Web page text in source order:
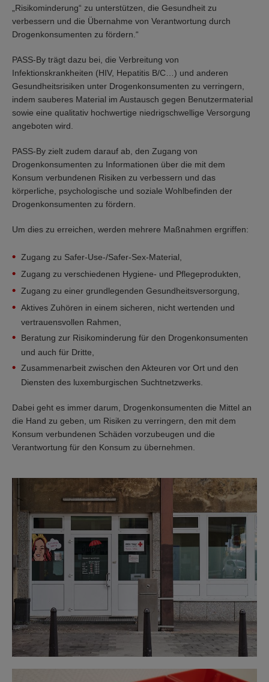
„Risikominderung“ zu unterstützen, die Gesundheit zu
verbessern und die Übernahme von Verantwortung durch
Drogenkonsumenten zu fördern.“
PASS-By trägt dazu bei, die Verbreitung von
Infektionskrankheiten (HIV, Hepatitis B/C…) und anderen
Gesundheitsrisiken unter Drogenkonsumenten zu verringern,
indem sauberes Material im Austausch gegen Benutzermaterial
sowie eine qualitativ hochwertige niedrigschwellige Versorgung
angeboten wird.
PASS-By zielt zudem darauf ab, den Zugang von
Drogenkonsumenten zu Informationen über die mit dem
Konsum verbundenen Risiken zu verbessern und das
körperliche, psychologische und soziale Wohlbefinden der
Drogenkonsumenten zu fördern.
Um dies zu erreichen, werden mehrere Maßnahmen ergriffen:
Zugang zu Safer-Use-/Safer-Sex-Material,
Zugang zu verschiedenen Hygiene- und Pflegeprodukten,
Zugang zu einer grundlegenden Gesundheitsversorgung,
Aktives Zuhören in einem sicheren, nicht wertenden und
vertrauensvollen Rahmen,
Beratung zur Risikominderung für den Drogenkonsumenten
und auch für Dritte,
Zusammenarbeit zwischen den Akteuren vor Ort und den
Diensten des luxemburgischen Suchtnetzwerks.
Dabei geht es immer darum, Drogenkonsumenten die Mittel an
die Hand zu geben, um Risiken zu verringern, den mit dem
Konsum verbundenen Schäden vorzubeugen und die
Verantwortung für den Konsum zu übernehmen.